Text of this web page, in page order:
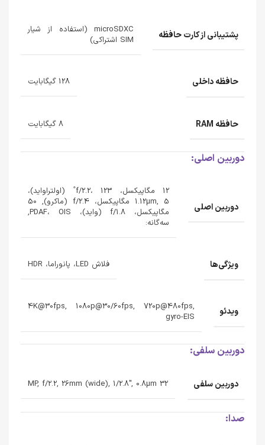
پشتیبانی از کارت حافظه
microSDXC (استفاده از شیار
SIM اشتراکی)
حافظه داخلی 128 گیگابایت
حافظه RAM 8 گیگابایت
دوربین اصلی:
دوربین اصلی
12 مگاپیکسل، f/2.2، 123˚ (اولتراواید)،
1.12µm, 5 مگاپیکسل، f/2.4 (ماکرو), 50
مگاپیکسل، f/1.8 (واید)، PDAF، OIS,
سه‌گانه:
ویژگی‌ها فلاش LED، پانوراما، HDR
ویدئو
4K@30fps, 1080p@30/60fps, 720p@480fps,
gyro-EIS
دوربین سلفی:
دوربین سلفی 32 MP, f/2.2, 26mm (wide), 1/2.8", 0.8µm
صدا: